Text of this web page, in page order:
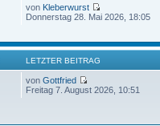
von Kleberwurst
Donnerstag 28. Mai 2026, 18:05
LETZTER BEITRAG
vonGottfried
Freitag 7. August 2026, 10:51